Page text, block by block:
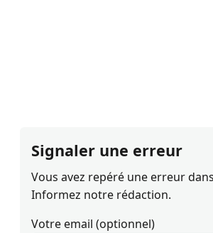
Signaler une erreur
Vous avez repéré une erreur
Informez notre rédaction.
Votre email (optionnel)